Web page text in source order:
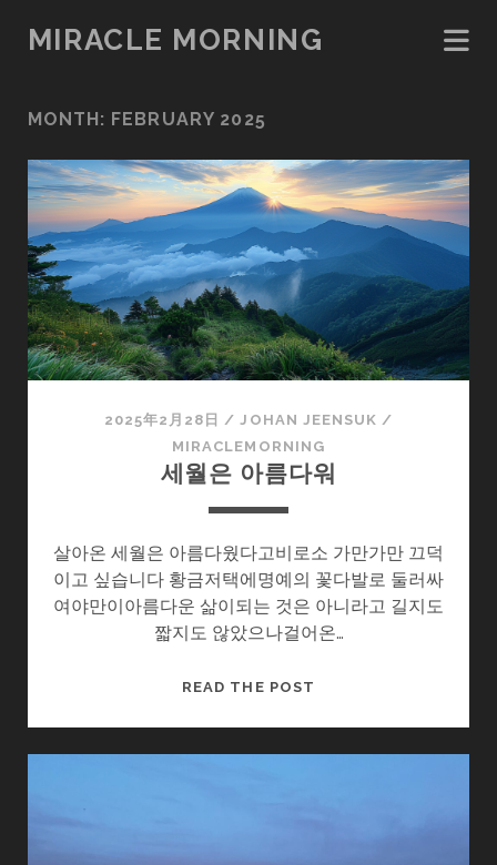
MIRACLE MORNING
MONTH: FEBRUARY 2025
2025年2月28日 /JOHAN JEENSUK /
MIRACLEMORNING
세월은 아름다워
살아온 세월은 아름다웠다고비로소 가만가만 끄덕
이고 싶습니다 황금저택에명예의 꽃다발로 둘러싸
여야만이아름다운 삶이되는 것은 아니라고 길지도
짧지도 않았으나걸어온…
READ THE POST